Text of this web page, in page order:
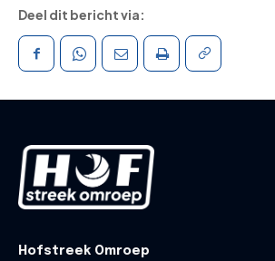
Deel dit bericht via:
Hofstreek Omroep